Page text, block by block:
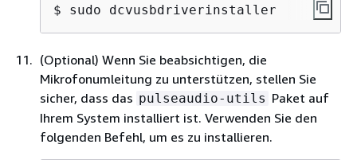
$ sudo dcvusbdriverinstaller
(Optional) Wenn Sie beabsichtigen, die
Mikrofonumleitung zu unterstützen, stellen Sie
sicher, dass das pulseaudio-utils Paket auf
Ihrem System installiert ist. Verwenden Sie den
folgenden Befehl, um es zu installieren.